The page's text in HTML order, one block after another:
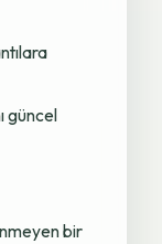
güncel
bir